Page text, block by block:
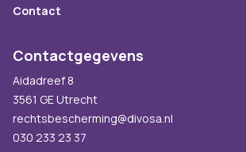
Contact
Contactgegevens
Aidadreef 8
3561 GE Utrecht
rechtsbescherming@divosa.nl
030 233 23 37